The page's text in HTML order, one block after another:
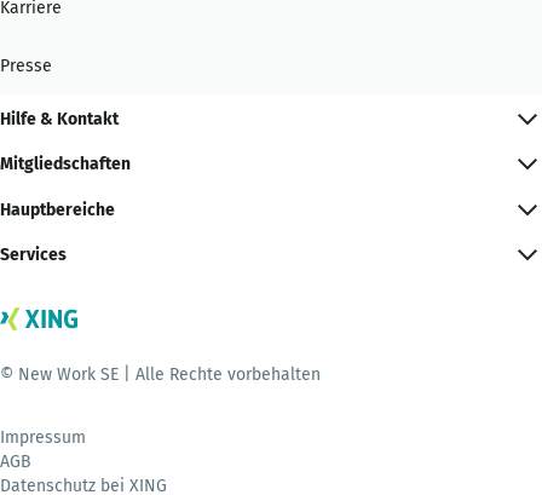
Karriere
Presse
Hilfe & Kontakt
Mitgliedschaften
Hauptbereiche
Services
© New Work SE | Alle Rechte vorbehalten
Impressum
AGB
Datenschutz bei XING